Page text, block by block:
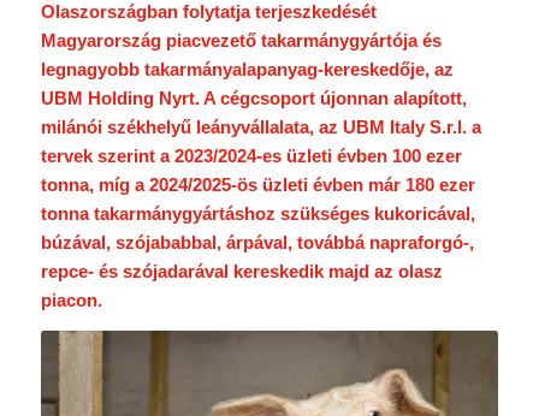
Olaszországban folytatja terjeszkedését
Magyarország piacvezető takarmánygyártója és
legnagyobb takarmányalapanyag-kereskedője, az
UBM Holding Nyrt. A cégcsoport újonnan alapított,
milánói székhelyű leányvállalata, az UBM Italy S.r.l. a
tervek szerint a 2023/2024-es üzleti évben 100 ezer
tonna, míg a 2024/2025-ös üzleti évben már 180 ezer
tonna takarmánygyártáshoz szükséges kukoricával,
búzával, szójababbal, árpával, továbbá napraforgó-,
repce- és szójadarával kereskedik majd az olasz
piacon.